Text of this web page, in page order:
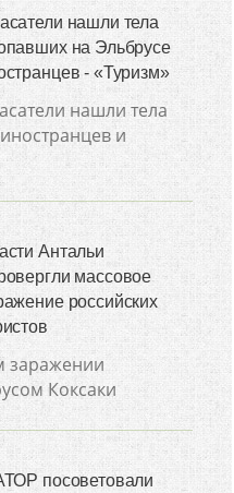
нашли тела
на Эльбрусе
- «Туризм»
нашли тела
и
Антальи
массовое
российских
заражении
Коксаки
посоветовали